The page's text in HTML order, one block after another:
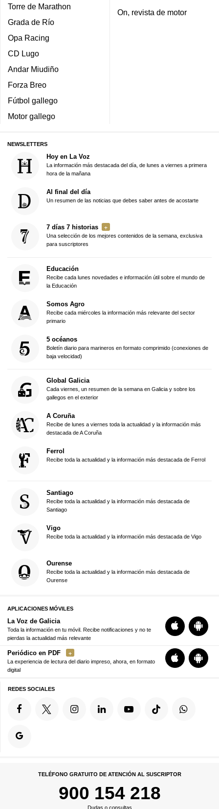
Torre de Marathon
Grada de Río
Opa Racing
CD Lugo
Andar Miudiño
Forza Breo
Fútbol gallego
Motor gallego
On, revista de motor
NEWSLETTERS
Hoy en La Voz
La información más destacada del día, de lunes a viernes a primera
hora de la mañana
Al final del día
Un resumen de las noticias que debes saber antes de acostarte
7 días 7 historias
Una selección de los mejores contenidos de la semana, exclusiva
para suscriptores
Educación
Recibe cada lunes novedades e información útil sobre el mundo de
la Educación
Somos Agro
Recibe cada miércoles la información más relevante del sector
primario
5 océanos
Boletín diario para marineros en formato comprimido (conexiones de
baja velocidad)
Global Galicia
Cada viernes, un resumen de la semana en Galicia y sobre los
gallegos en el exterior
A Coruña
Recibe de lunes a viernes toda la actualidad y la información más
destacada de A Coruña
Ferrol
Recibe toda la actualidad y la información más destacada de Ferrol
Santiago
Recibe toda la actualidad y la información más destacada de
Santiago
Vigo
Recibe toda la actualidad y la información más destacada de Vigo
Ourense
Recibe toda la actualidad y la información más destacada de
Ourense
APLICACIONES MÓVILES
La Voz de Galicia
Toda la información en tu móvil. Recibe notificaciones y no te
pierdas la actualidad más relevante
Periódico en PDF
La experiencia de lectura del diario impreso, ahora, en formato
digital
REDES SOCIALES
TELÉFONO GRATUITO DE ATENCIÓN AL SUSCRIPTOR
900 154 218
Dudas o consultas